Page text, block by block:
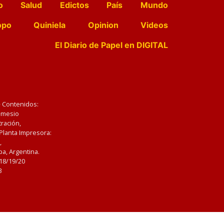
Salud Edictos País
Mundo
Quiniela Opinion
Videos
El Diario de Papel en DIGITAL
Impresora:
Argentina.
19/20